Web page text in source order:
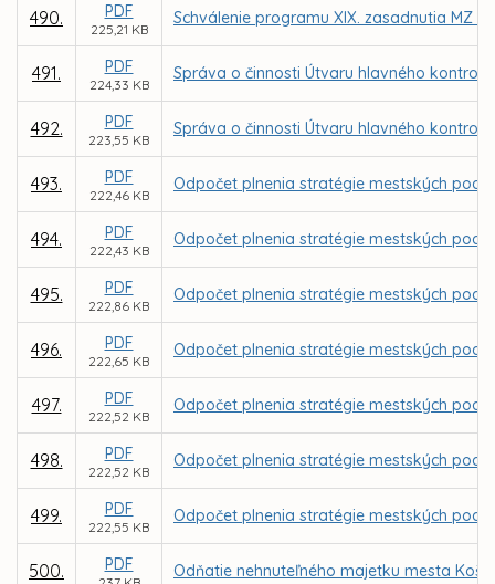
490. PDF
225,21 KB
Schválenie programu XIX. zasadnutia MZ v
491. PDF
224,33 KB
Správa o činnosti Útvaru hlavného
492. PDF
223,55 KB
Správa o činnosti Útvaru hlavného
493. PDF
222,46 KB
Odpočet plnenia stratégie mestských
494. PDF
222,43 KB
Odpočet plnenia stratégie mestských
495. PDF
222,86 KB
Odpočet plnenia stratégie mestských
496. PDF
222,65 KB
Odpočet plnenia stratégie mestských
497. PDF
222,52 KB
Odpočet plnenia stratégie mestských
498. PDF
222,52 KB
Odpočet plnenia stratégie mestských
499. PDF
222,55 KB
Odpočet plnenia stratégie mestských
500. PDF Odňatie nehnuteľného majetku mesta